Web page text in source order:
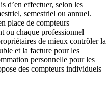
d’en effectuer, selon les
semestriel ou annuel.
place de compteurs
ou chaque professionnel
de mieux contrôler la
et la facture pour les
personnelle pour les
des compteurs individuels